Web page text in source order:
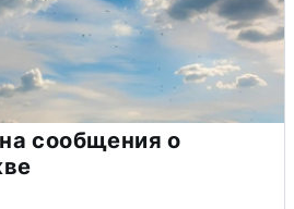
сообщения о